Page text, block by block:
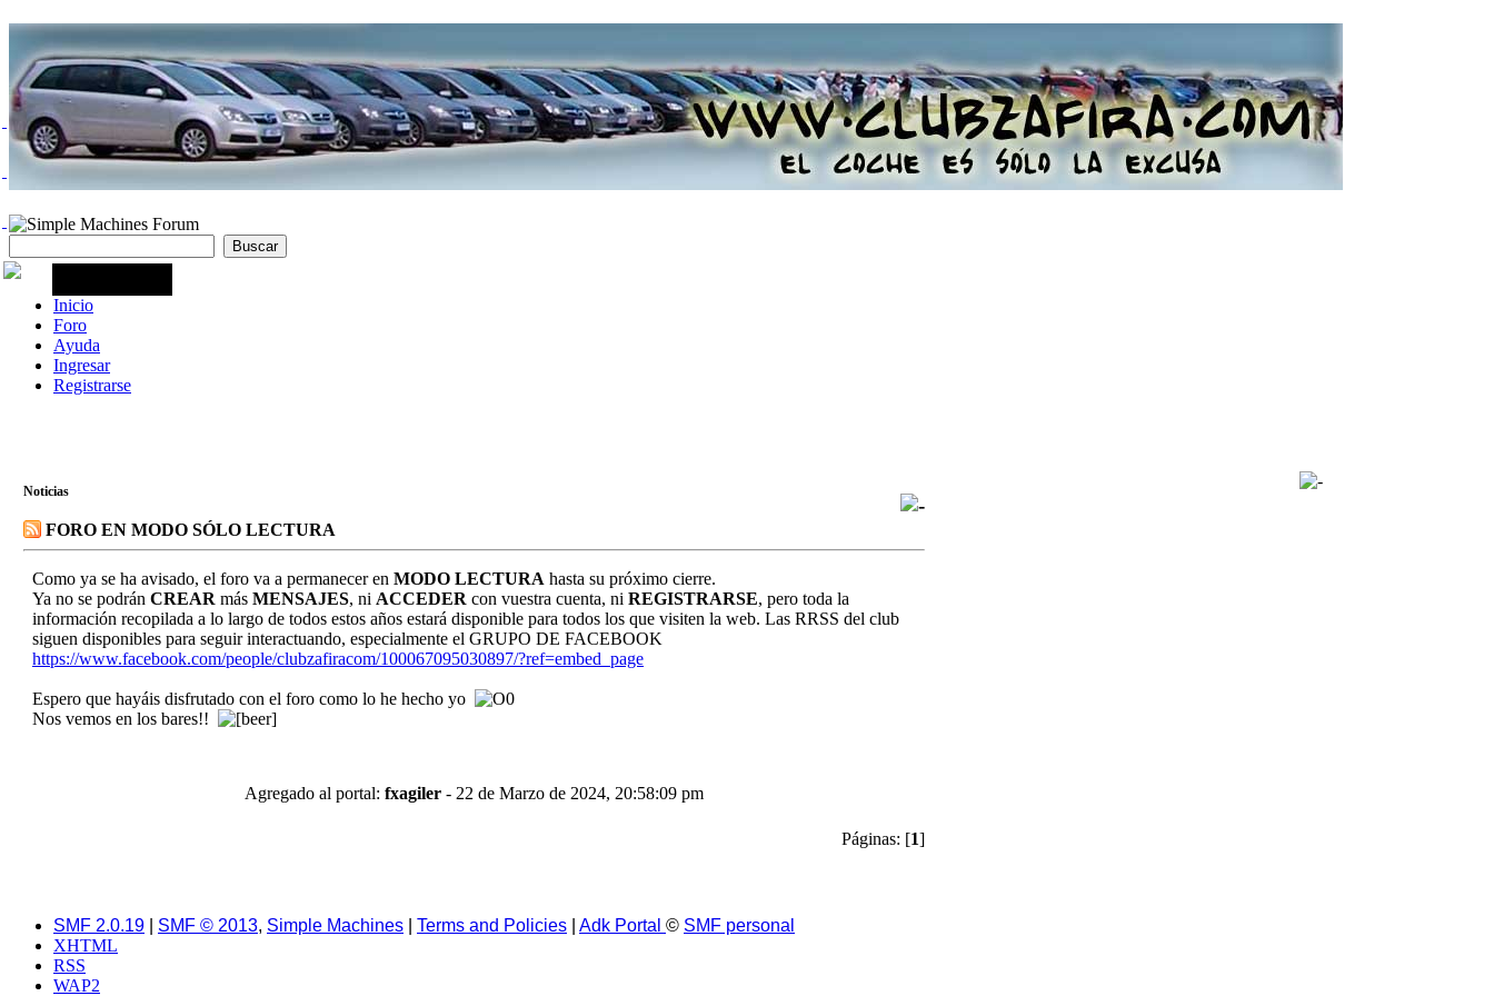
Inicio
Foro
Ayuda
Ingresar
Registrarse
Noticias
FORO EN MODO SÓLO LECTURA
Como ya se ha avisado, el foro va a permanecer en MODO LECTURA hasta su próximo cierre.
Ya no se podrán CREAR más MENSAJES, ni ACCEDER con vuestra cuenta, ni REGISTRARSE, pero toda la
información recopilada a lo largo de todos estos años estará disponible para todos los que visiten la web. Las RRSS del club
siguen disponibles para seguir interactuando, especialmente el GRUPO DE FACEBOOK
https://www.facebook.com/people/clubzafiracom/100067095030897/?ref=embed_page
Espero que hayáis disfrutado con el foro como lo he hecho yo
Nos vemos en los bares!!
Agregado al portal: fxagiler - 22 de Marzo de 2024, 20:58:09 pm
Páginas: [1]
SMF 2.0.19 SMF © 2013, Simple Machines Terms and Policies Adk Portal © SMF personal
XHTML
RSS
WAP2